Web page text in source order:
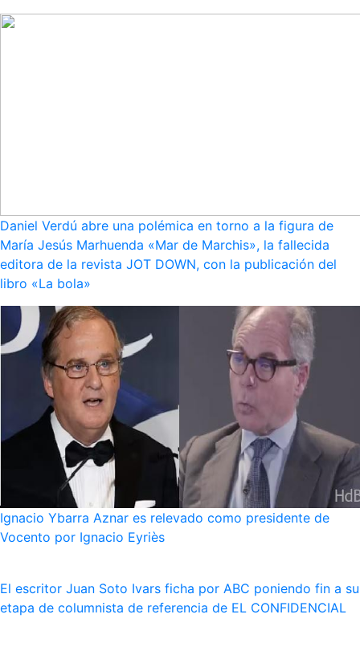
Daniel Verdú abre una polémica en torno a la figura de
María Jesús Marhuenda «Mar de Marchis», la fallecida
editora de la revista JOT DOWN, con la publicación del
libro «La bola»
Ignacio Ybarra Aznar es relevado como presidente de
Vocento por Ignacio Eyriès
El escritor Juan Soto Ivars ficha por ABC poniendo fin a su
etapa de columnista de referencia de EL CONFIDENCIAL